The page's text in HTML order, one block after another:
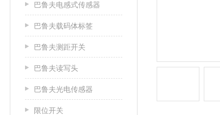
巴鲁夫电感式传感器
巴鲁夫载码体标签
巴鲁夫测距开关
巴鲁夫读写头
巴鲁夫光电传感器
限位开关